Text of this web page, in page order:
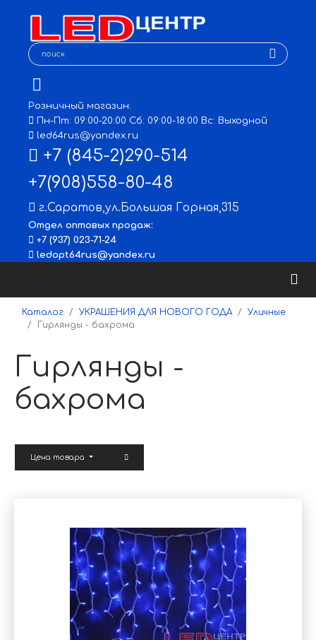
Розничный магазин:
Пн-Пт: 09:00-20:00 Сб: 09:00-18:00 Вс: Выходной
led64rus@yandex.ru
+7 (845-2)290-514
+7(908)558-80-48
г.Саратов,ул.Большая Горная,315
Отдел оптовых продаж:
+7 (937) 023-71-24
ledopt64rus@yandex.ru
Каталог УКРАШЕНИЯ ДЛЯ НОВОГО ГОДА
Уличные
Гирлянды - бахрома
Гирлянды -
бахрома
Цена товара